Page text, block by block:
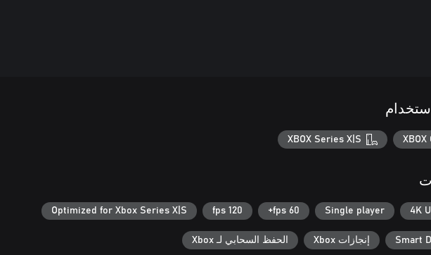
XBOX
XBOX Series X|S
4K
Single player
60 fps+
120 fps
Optimized for Xbox Series X|S
Smart إنجازات Xbox الحفظ السحابي لـ Xbox